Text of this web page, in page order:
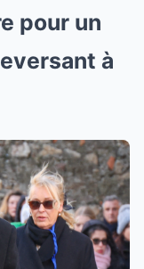
pour un
à